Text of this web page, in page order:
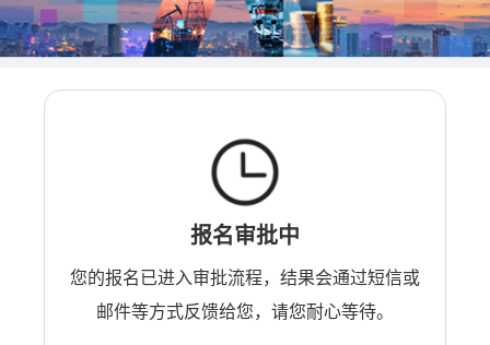
报名审批中
您的报名已进入审批流程，结果会通过短信或
邮件等方式反馈给您，请您耐心等待。